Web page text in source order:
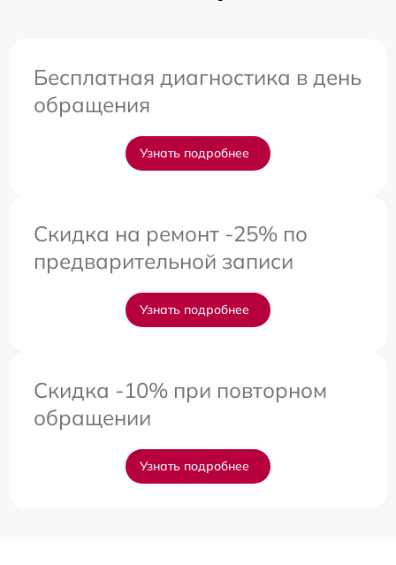
Бесплатная диагностика в день
обращения
Узнать подробнее
Скидка на ремонт -25% по
предварительной записи
Узнать подробнее
Скидка -10% при повторном
обращении
Узнать подробнее